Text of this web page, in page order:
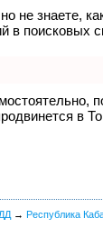
не знаете,
в поисковых
в
→ Республика